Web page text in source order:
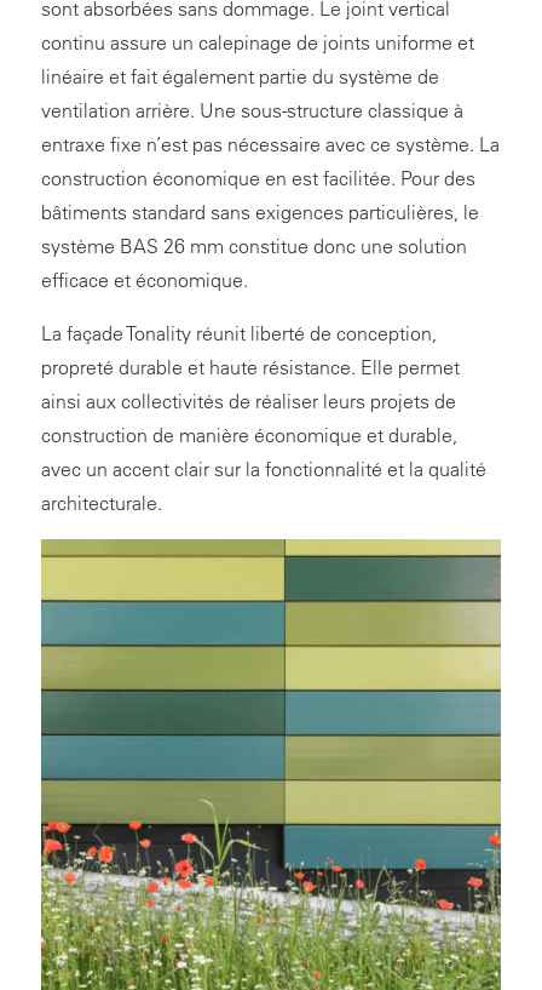
sont absorbées sans dommage. Le joint vertical
continu assure un calepinage de joints uniforme et
linéaire et fait également partie du système de
ventilation arrière. Une sous-structure classique à
entraxe fixe n’est pas nécessaire avec ce système. La
construction économique en est facilitée. Pour des
bâtiments standard sans exigences particulières, le
système BAS 26 mm constitue donc une solution
efficace et économique.
La façade Tonality réunit liberté de conception,
propreté durable et haute résistance. Elle permet
ainsi aux collectivités de réaliser leurs projets de
construction de manière économique et durable,
avec un accent clair sur la fonctionnalité et la qualité
architecturale.